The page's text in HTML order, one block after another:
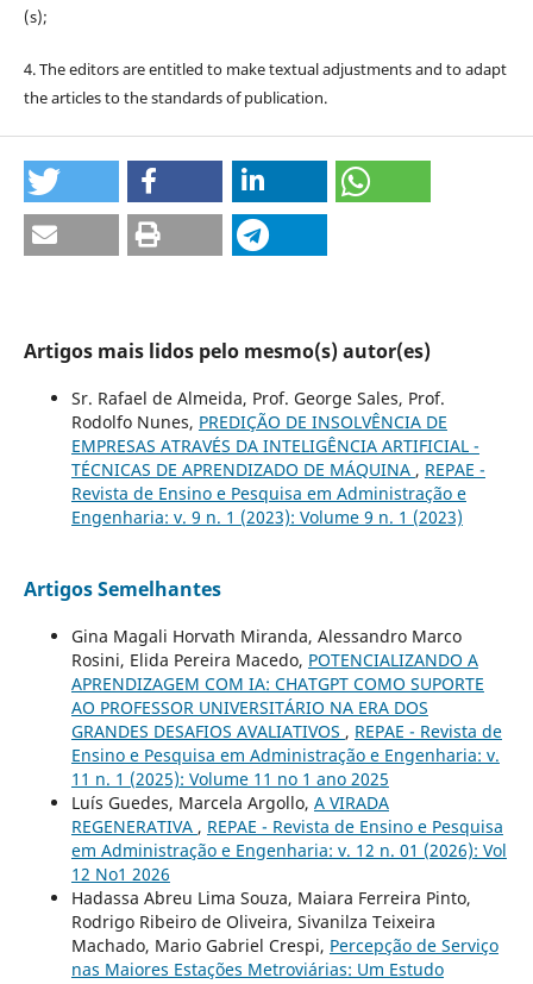
(s);
4. The editors are entitled to make textual adjustments and to adapt
the articles to the standards of publication.
Artigos mais lidos pelo mesmo(s) autor(es)
Sr. Rafael de Almeida, Prof. George Sales, Prof.
Rodolfo Nunes, PREDIÇÃO DE INSOLVÊNCIA DE
EMPRESAS ATRAVÉS DA INTELIGÊNCIA ARTIFICIAL -
TÉCNICAS DE APRENDIZADO DE MÁQUINA , REPAE -
Revista de Ensino e Pesquisa em Administração e
Engenharia: v. 9 n. 1 (2023): Volume 9 n. 1 (2023)
Artigos Semelhantes
Gina Magali Horvath Miranda, Alessandro Marco
Rosini, Elida Pereira Macedo, POTENCIALIZANDO A
APRENDIZAGEM COM IA: CHATGPT COMO SUPORTE
AO PROFESSOR UNIVERSITÁRIO NA ERA DOS
GRANDES DESAFIOS AVALIATIVOS , REPAE - Revista de
Ensino e Pesquisa em Administração e Engenharia: v.
11 n. 1 (2025): Volume 11 no 1 ano 2025
Luís Guedes, Marcela Argollo, A VIRADA
REGENERATIVA , REPAE - Revista de Ensino e Pesquisa
em Administração e Engenharia: v. 12 n. 01 (2026): Vol
12 No1 2026
Hadassa Abreu Lima Souza, Maiara Ferreira Pinto,
Rodrigo Ribeiro de Oliveira, Sivanilza Teixeira
Machado, Mario Gabriel Crespi, Percepção de Serviço
nas Maiores Estações Metroviárias: Um Estudo